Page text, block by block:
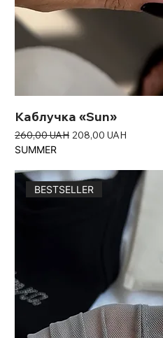
Каблучка «Sun»
Звичайна ціна
260,00 UAH За розпродажем
208,00 UAH
SUMMER
BESTSELLER